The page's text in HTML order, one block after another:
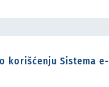
korišćenju Sistema e-